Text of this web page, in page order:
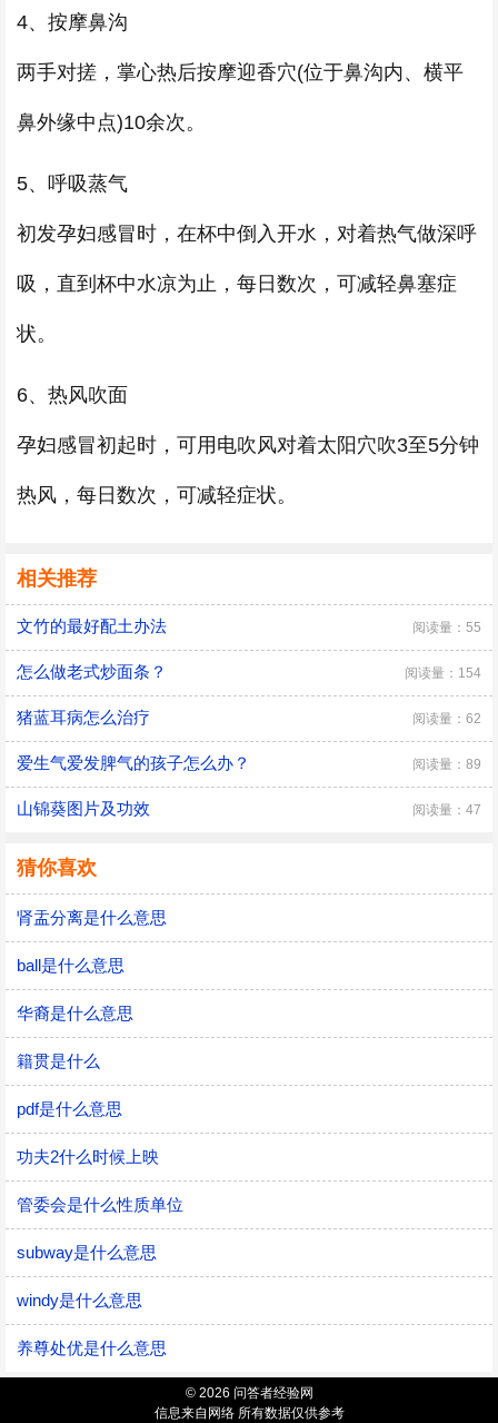
4、按摩鼻沟
两手对搓，掌心热后按摩迎香穴(位于鼻沟内、横平
鼻外缘中点)10余次。
5、呼吸蒸气
初发孕妇感冒时，在杯中倒入开水，对着热气做深呼
吸，直到杯中水凉为止，每日数次，可减轻鼻塞症
状。
6、热风吹面
孕妇感冒初起时，可用电吹风对着太阳穴吹3至5分钟
热风，每日数次，可减轻症状。
相关推荐
文竹的最好配土办法 阅读量：55
怎么做老式炒面条？ 阅读量：154
猪蓝耳病怎么治疗 阅读量：62
爱生气爱发脾气的孩子怎么办？ 阅读量：89
山锦葵图片及功效 阅读量：47
猜你喜欢
肾盂分离是什么意思
ball是什么意思
华裔是什么意思
籍贯是什么
pdf是什么意思
功夫2什么时候上映
管委会是什么性质单位
subway是什么意思
windy是什么意思
养尊处优是什么意思
© 2026 问答者经验网
信息来自网络 所有数据仅供参考